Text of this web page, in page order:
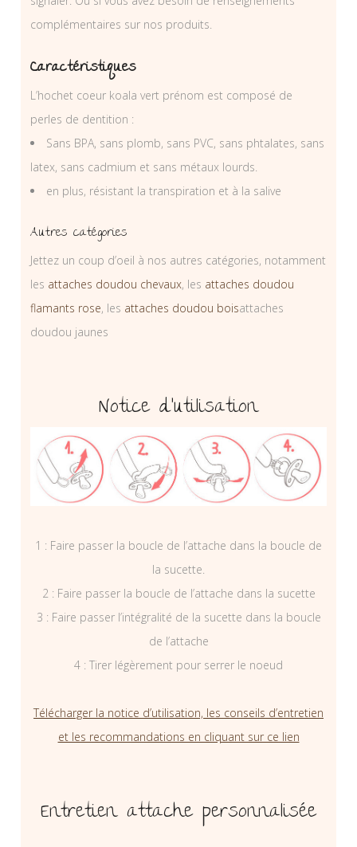
complémentaires sur nos produits.
Caractéristiques
L’hochet coeur koala vert prénom est composé de
perles de dentition :
Sans BPA, sans plomb, sans PVC, sans phtalates, sans
latex, sans cadmium et sans métaux lourds.
en plus, résistant la transpiration et à la salive
Autres catégories
Jettez un coup d’oeil à nos autres catégories, notamment
les attaches doudou chevaux, les attaches doudou
flamants rose, les attaches doudou boisattaches
doudou jaunes
Notice d’utilisation
1 : Faire passer la boucle de l’attache dans la boucle de
la sucette.
2 : Faire passer la boucle de l’attache dans la sucette
3 : Faire passer l’intégralité de la sucette dans la boucle
de l’attache
4 : Tirer légèrement pour serrer le noeud
Télécharger la notice d’utilisation, les conseils d’entretien
et les recommandations en cliquant sur ce lien
Entretien attache personnalisée